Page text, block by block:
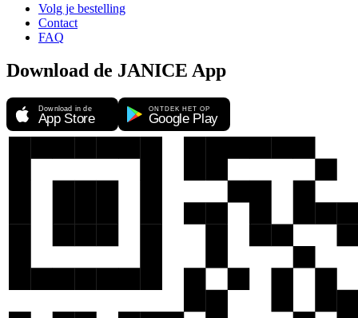
Volg je bestelling
Contact
FAQ
Download de JANICE App